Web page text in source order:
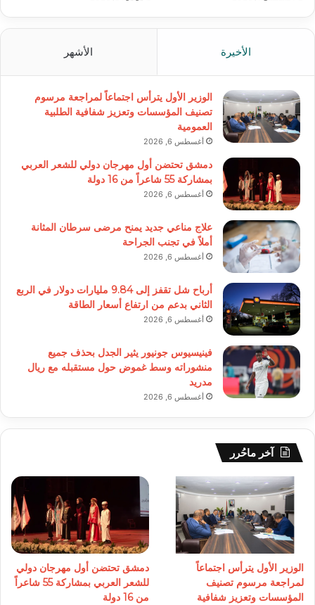
الأخيرة الأشهر
الوزير الأول يترأس اجتماعاً لمراجعة مرسوم
تصنيف المؤسسات وتعزيز شفافية الطلبية
العمومية
أغسطس 6, 2026
دمشق تحتضن أول مهرجان دولي للشعر العربي
بمشاركة 55 شاعراً من 16 دولة
أغسطس 6, 2026
علاج مناعي جديد يمنح مرضى سرطان المثانة
أملاً في تجنب الجراحة
أغسطس 6, 2026
أرباح شل تقفز إلى 9.84 مليارات دولار في الربع
الثاني بدعم من ارتفاع أسعار الطاقة
أغسطس 6, 2026
فينيسيوس جونيور يثير الجدل بحذف جميع
منشوراته وسط غموض حول مستقبله مع ريال
مدريد
أغسطس 6, 2026
آخر ماحُرر
الوزير الأول يترأس اجتماعاً
لمراجعة مرسوم تصنيف
المؤسسات وتعزيز شفافية
دمشق تحتضن أول مهرجان دولي
للشعر العربي بمشاركة 55 شاعراً
من 16 دولة